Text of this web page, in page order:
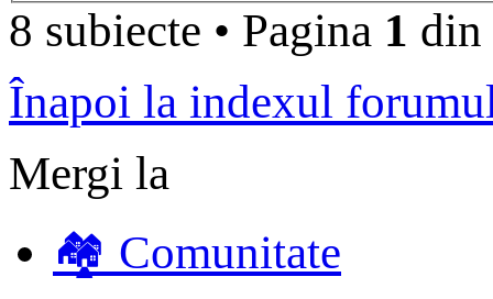
8 subiecte • Pagina 1 din
Înapoi la indexul
Mergi la
🏘️ Comunitate